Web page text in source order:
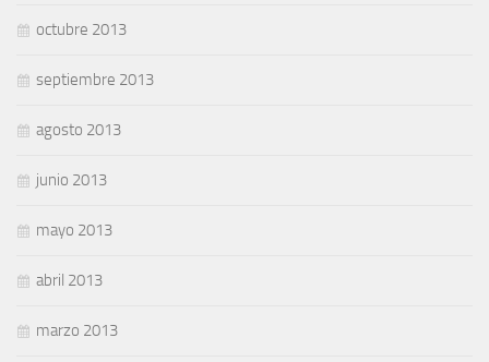
octubre 2013
septiembre 2013
agosto 2013
junio 2013
mayo 2013
abril 2013
marzo 2013